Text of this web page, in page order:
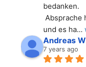
bedanken.
Absprache hat super geklappt
und es ha...
Andreas
7 years ago